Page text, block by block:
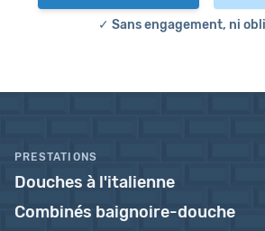
✓ Sans engagement, ni
PRESTATIONS
Douches à l'italienne
Combinés baignoire-douche